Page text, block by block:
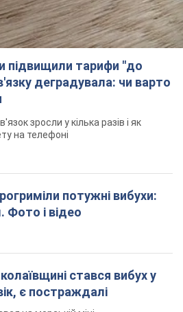
підвищили тарифи "до
деградувала: чи варто
зросли у кілька разів і як
на телефоні
потужні вибухи:
Фото і відео
стався вибух у
є постраждалі